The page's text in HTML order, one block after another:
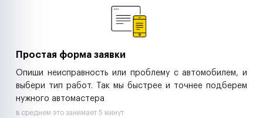
Простая форма заявки
Опиши неисправность или проблему с автомобилем, и
выбери тип работ. Так мы быстрее и точнее подберем
нужного автомастера
в среднем это занимает 5 минут